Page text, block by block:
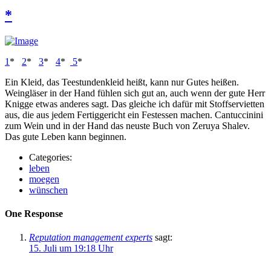
*
1 * 2* 3* 4* 5*
Ein Kleid, das Teestundenkleid heißt, kann nur Gutes heißen.
Weingläser in der Hand fühlen sich gut an, auch wenn der gute Herr
Knigge etwas anderes sagt. Das gleiche ich dafür mit Stoffservietten
aus, die aus jedem Fertiggericht ein Festessen machen. Cantuccinini
zum Wein und in der Hand das neuste Buch von Zeruya Shalev.
Das gute Leben kann beginnen.
Categories:
leben
moegen
wünschen
One Response
Reputation management experts sagt:
15. Juli um 19:18 Uhr